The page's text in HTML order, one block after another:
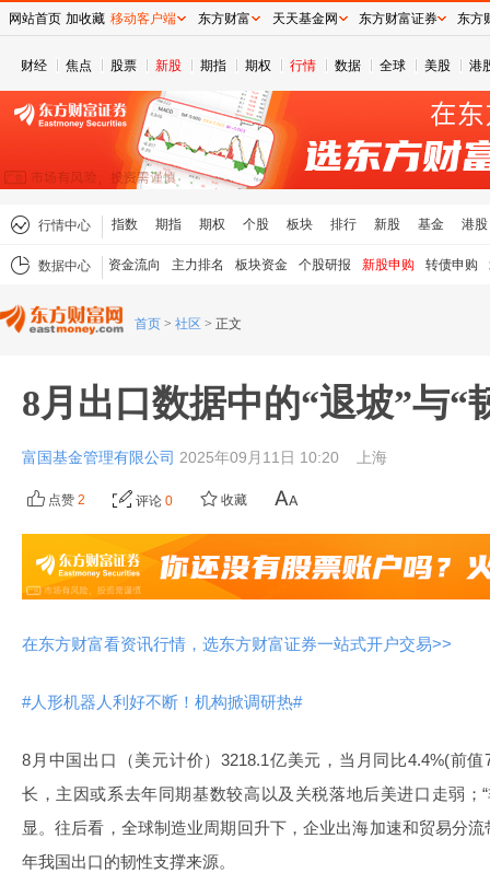
财经 焦点 股票 新股 期指 期权 行情 数据 全球 美股 港
行情中心 指数 期指 期权 个股 板块 排行 新股 基金 港股
数据中心 资金流向 主力排名 板块资金 个股研报 新股申购 转债申购
首页 > 社区 > 正文
8月出口数据中的“退坡”与“
富国基金管理有限公司 2025年09月11日 10:20 上海
点赞 2 评论 0 收藏
在东方财富看资讯行情，选东方财富证券一站式开户交易>>
#人形机器人利好不断！机构掀调研热#
8月中国出口（美元计价）3218.1亿美元，当月同比4.4%(前
长，主因或系去年同期基数较高以及关税落地后美进口走弱；
显。往后看，全球制造业周期回升下，企业出海加速和贸易分
年我国出口的韧性支撑来源。
网站首页 加收藏 移动客户端 东方财富 天天基金网 东方财富证券 东方